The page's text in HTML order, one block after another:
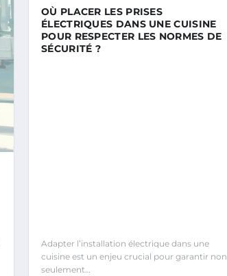
OÙ PLACER LES PRISES
ÉLECTRIQUES DANS UNE CUISINE
POUR RESPECTER LES NORMES DE
SÉCURITÉ ?
Adapter l’installation électrique dans une
cuisine est un enjeu crucial pour garantir non
seulement…